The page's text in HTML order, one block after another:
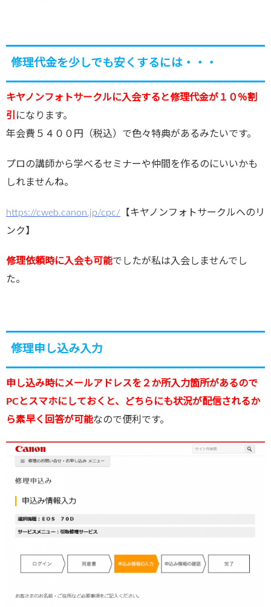
修理代金を少しでも安くするには・・・
キヤノンフォトサークルに入会すると修理代金が１０％割
引 になります。
年会費５４００円（税込）で色々特典があるみたいです。
プロの講師から学べるセミナーや仲間を作るのにいいかも
しれませんね。
https://cweb.canon.jp/cpc/ 【キヤノンフォトサークルへのリ
ンク】
修理依頼時に入会も可能でしたが私は入会しませんでし
た。
修理申し込み入力
申し込み時にメールアドレスを２か所入力箇所があるので
PCとスマホにしておくと、どちらにも状況が配信されるか
ら素早く回答が可能なので便利です。